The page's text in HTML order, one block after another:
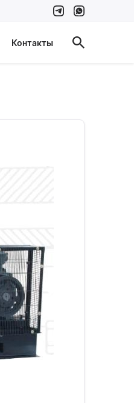
Контакты